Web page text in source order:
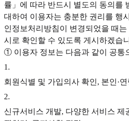
률」에 따라 반드시 별도의 동의를
대하여 이용자는 충분한 권리를 행
인정보처리방침이 변경되었을 때
시로 확인할 수 있도록 게시하겠습
① 이용자 정보는 다음과 같이 공통
1 .
회원식별 및 가입의사 확인, 본인·
2.
신규서비스 개발, 다양한 서비스 제